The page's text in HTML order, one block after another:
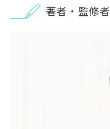
著者・監修者